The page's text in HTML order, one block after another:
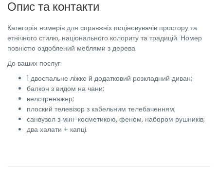
Опис та контакти
Категорія номерів для справжніх поціновувачів простору та
етнічного стилю, національного колориту та традицій. Номер
повністю оздоблений меблями з дерева.
До ваших послуг:
1 двоспальне ліжко й додатковий розкладний диван;
балкон з видом на чани;
велотренажер;
плоский телевізор з кабельним телебаченням;
санвузол з міні-косметикою, феном, набором рушників;
два халати + капці.